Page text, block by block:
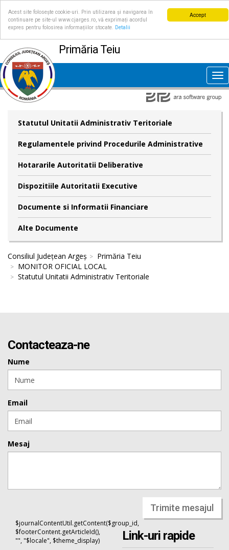
Accept
Acest site folosește cookie-uri. Prin utilizarea și navigarea în
continuare pe site-ul www.cjarges.ro, vă exprimați acordul
expres pentru folosirea informațiilor stocate.
Detalii
Primăria Teiu
Statutul Unitatii Administrativ Teritoriale
Regulamentele privind Procedurile Administrative
Hotararile Autoritatii Deliberative
Dispozitiile Autoritatii Executive
Documente si Informatii Financiare
Alte Documente
Consiliul Județean Argeș
Primăria Teiu
MONITOR OFICIAL LOCAL
Statutul Unitatii Administrativ Teritoriale
Contacteaza-ne
Nume
Email
Mesaj
Trimite mesajul
$journalContentUtil.getContent($group_id,
$footerContent.getArticleId(),
"", "$locale", $theme_display)
Link-uri rapide